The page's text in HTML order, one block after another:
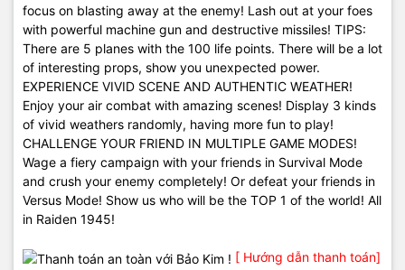
focus on blasting away at the enemy! Lash out at your foes
with powerful machine gun and destructive missiles! TIPS:
There are 5 planes with the 100 life points. There will be a lot
of interesting props, show you unexpected power.
EXPERIENCE VIVID SCENE AND AUTHENTIC WEATHER!
Enjoy your air combat with amazing scenes! Display 3 kinds
of vivid weathers randomly, having more fun to play!
CHALLENGE YOUR FRIEND IN MULTIPLE GAME MODES!
Wage a fiery campaign with your friends in Survival Mode
and crush your enemy completely! Or defeat your friends in
Versus Mode! Show us who will be the TOP 1 of the world! All
in Raiden 1945!
[ Hướng dẫn thanh toán]